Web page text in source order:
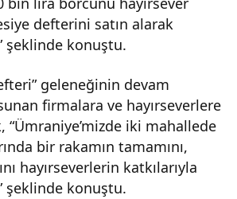
defterini satın alarak
şeklinde konuştu.
geleneğinin devam
firmalara ve hayırseverlere
“Ümraniye’mizde iki mahallede
bir rakamın tamamını,
hayırseverlerin katkılarıyla
şeklinde konuştu.